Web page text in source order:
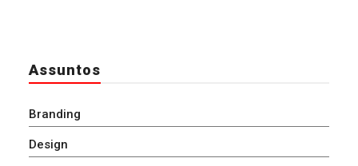
Assuntos
Branding
Design